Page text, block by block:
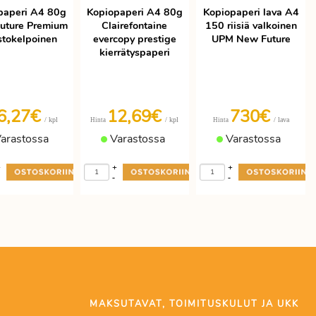
A4 80g
Premium
/ kpl
Kopiopaperi A4 80g
Clairefontaine
evercopy prestige
kierrätyspaperi
Hinta 12,69€/ kpl
Varastossa
-
+
Kopiopaperi lava A4
150 riisiä valkoinen
UPM New Future
Hinta 730€ / lava
Varastossa
-
+
MAKSUTAVAT, TOIMITUSKULUT JA UKK